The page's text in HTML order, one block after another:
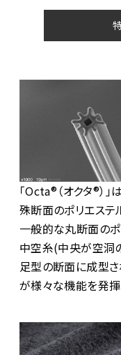
「Octa®（オクタ®）
殊断面のポリエステ
一般的な丸断面のポ
中空糸(中央が空洞
足型の断面に成型
が様々な機能を発揮